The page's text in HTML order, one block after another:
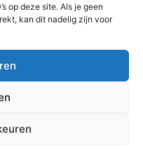
op deze site. Als je geen
kan dit nadelig zijn voor